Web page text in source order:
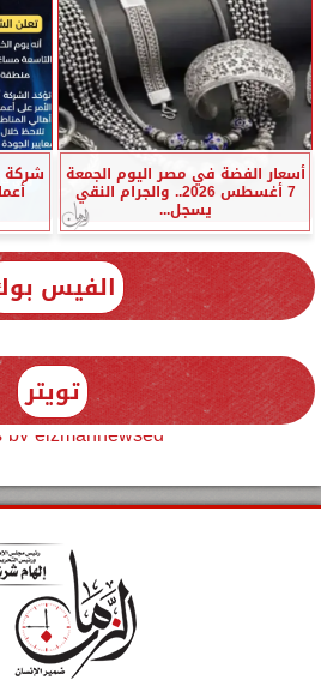
أسعار الفضة في مصر اليوم الجمعة
7 أغسطس 2026.. والجرام النقي
يسجل...
شركة
الفيس
تويتر
by elzmannewseg